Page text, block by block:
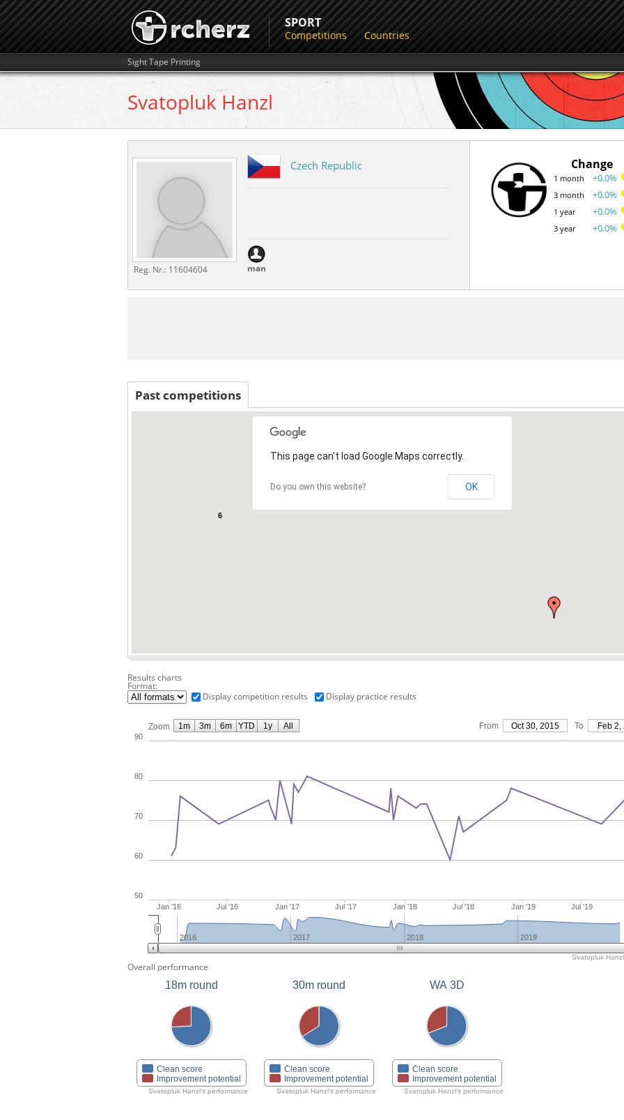
SPORT
Competitions Countries
Sight Tape Printing
Svatopluk Hanzl
Reg. Nr.: 11604604
Czech Republic
man
Change
1 month
3 month
1 year
3 year
+0.0%
+0.0%
+0.0%
+0.0%
Past competitions
6
This page can't load Google Maps correctly.
Do you own this website? OK
Results charts
Format:
Display competition results
Display practice results
Zoom From Oct 30, 2015 To Feb 2,
Jan '16 Jul '16 Jan '17 Jul '17 Jan '18 Jul '18 Jan '19 Jul '19
50
60
70
80
90
2017 2018 2019
2016
1m 3m 6m YTD 1y All
Svatopluk
Overall performance
18m round
Clean score
Improvement potential
Svatopluk Hanzl's performance
30m round
Clean score
Improvement potential
Svatopluk Hanzl's performance
WA 3D
Clean score
Improvement potential
Svatopluk Hanzl's performance